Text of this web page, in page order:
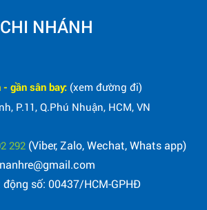
NHÁNH
gần sân bay: (xem đường đi)
P.11, Q.Phú Nhuận, HCM, VN
292 (Viber, Zalo, Wechat, Whats app)
số: 00437/HCM-GPHĐ